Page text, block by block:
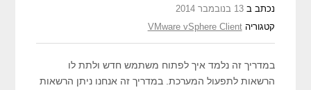
נכתב ב13 בנובמבר 2014
קטגוריהVMware vSphere Client
במדריך זה נלמד איך לפתוח משתמש חדש ולתת לו
הרשאות לתפעול המערכת. במדריך זה אנחנו ניתן הרשאות